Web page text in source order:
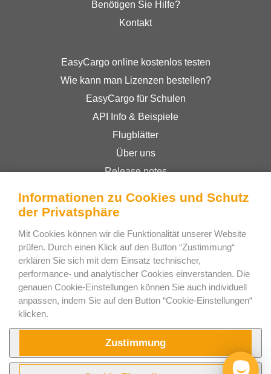
Benötigen Sie Hilfe?
Kontakt
EasyCargo online kostenlos testen
Wie kann man Lizenzen bestellen?
EasyCargo für Schulen
API Info & Beispiele
Flugblätter
Über uns
Release notes
Geschäftsbedingungen
Bee Interactive s.r.o.
U Pekarky 484/1a
180 00 Prague 8 – Liben
Schreiben Sie uns auf WhatsApp
Informationen zu Cookies und Schutz
der Privatsphäre
Mit Cookies können wir die Funktionalität unserer Website
prüfen. Durch einen Klick auf den Button “Zustimmung“
erklären Sie sich mit dem Einsatz technischer,
performance- und analytischer Cookies einverstanden. Die
genauen Cookie-Einstellungen können Sie auch individuell
anpassen, indem Sie auf den Button “Cookie-Einstellungen“
klicken.
Zustimmung